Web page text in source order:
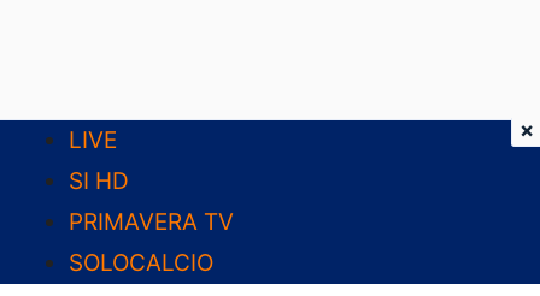
contenuto
LIVE
SI HD
PRIMAVERA TV
SOLOCALCIO
×